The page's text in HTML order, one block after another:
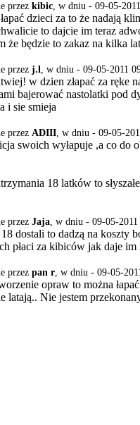
przez kibic, w dniu - 09-05-
dzieci za to że nadają
to dajcie im teraz
że będzie to zakaz na kilka
przez j.l, w dniu - 09-05-2011
w dzien złapać za ręke
bajerować nastolatki pod
i sie smieja
przez ADIII, w dniu - 09-05-
swoich wyłapuje ,a co do
18 latków to
przez Jaja, w dniu - 09-05-2011
dostali to dadzą na koszty
płaci za kibiców jak daje im
przez pan r, w dniu - 09-05-
opraw to można
latają.. Nie jestem